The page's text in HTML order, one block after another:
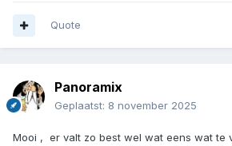
Quote
Panoramix
Geplaatst: 8 november 2025
Mooi , er valt zo best wel wat eens wat te